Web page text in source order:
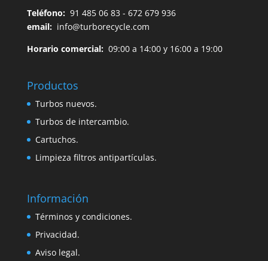
Teléfono: 91 485 06 83 - 672 679 936
email: info@turborecycle.com
Horario comercial:09:00 a 14:00 y 16:00 a 19:00
Productos
Turbos nuevos.
Turbos de intercambio.
Cartuchos.
Limpieza filtros antipartículas.
Información
Términos y condiciones.
Privacidad.
Aviso legal.